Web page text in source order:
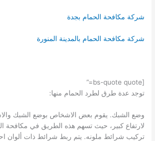
شركة مكافحة الحمام بجدة
شركة مكافحة الحمام بالمدينة المنورة
[bs-quote quote=”
توجد عدة طرق لطرد الحمام منها:
وضع الشبك. يقوم بعض الاشخاص بوضع الشبك
لارتفاع كبير، حيث تسهم هذه الطريق في مكافحة
تركيب شرائط ملونه. يتم ربط شرائط ذات ألوان